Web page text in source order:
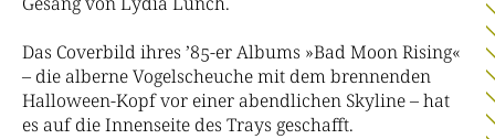
Das Coverbild ihres ’85-er Albums »Bad Moon Rising«
– die alberne Vogelscheuche mit dem brennenden
Halloween-Kopf vor einer abendlichen Skyline – hat
es auf die Innenseite des Trays geschafft.